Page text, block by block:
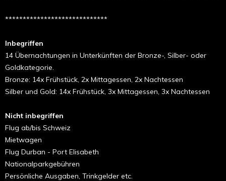
*****************************
Inbegriffen
14 Übernachtungen in Unter­künften der Bronze-, Silber- oder
Goldkate­gorie.
Bronze: 14x Frühstück, 2x Mittagessen, 2x Nachtessen
Silber und Gold: 14x Frühstück, 3x Mittagessen, 3x Nachtessen
Nicht inbegriffen
Flug ab/bis Schweiz
Mietwagen
Flug Durban - Port Elisabeth
Nationalparkgebühren
Persönliche Ausgaben, Trinkgelder etc.